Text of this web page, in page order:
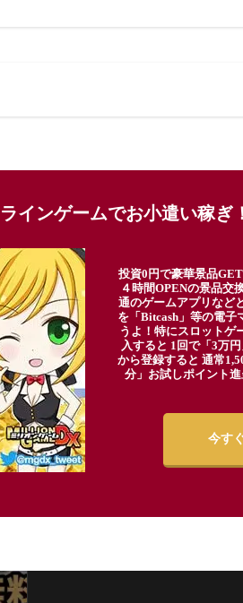
インゲームでお小遣い稼ぎ！
投資0円で豪華景品
４時間OPENの景品交
通のゲームアプリなど
を「Bitcash」等の電子
うよ！特にスロットゲ
入すると 1回で「3万
から登録すると 通常
分」お試しポイント
今す